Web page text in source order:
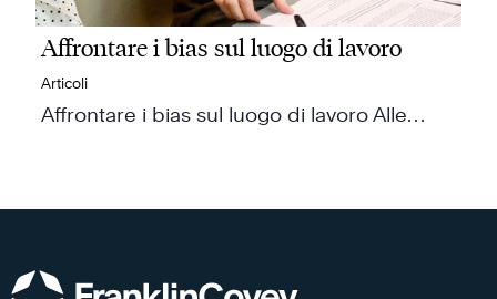
Affrontare i bias sul luogo di lavoro
Articoli
Affrontare i bias sul luogo di lavoro Alle…